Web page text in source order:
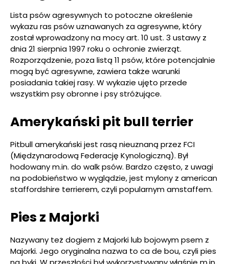
Lista psów agresywnych to potoczne określenie
wykazu ras psów uznawanych za agresywne, który
został wprowadzony na mocy art. 10 ust. 3 ustawy z
dnia 21 sierpnia 1997 roku o ochronie zwierząt.
Rozporządzenie, poza listą 11 psów, które potencjalnie
mogą być agresywne, zawiera także warunki
posiadania takiej rasy. W wykazie ujęto przede
wszystkim psy obronne i psy stróżujące.
Amerykański pit bull terrier
Pitbull amerykański jest rasą nieuznaną przez FCI
(Międzynarodową Federację Kynologiczną). Był
hodowany m.in. do walk psów. Bardzo często, z uwagi
na podobieństwo w wyglądzie, jest mylony z american
staffordshire terrierem, czyli popularnym amstaffem.
Pies z Majorki
Nazywany też dogiem z Majorki lub bojowym psem z
Majorki. Jego oryginalna nazwa to ca de bou, czyli pies